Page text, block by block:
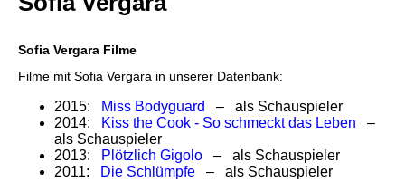
Sofia Vergara Filme
Filme mit Sofia Vergara in unserer Datenbank:
2015: Miss Bodyguard
– als Schauspieler
2014:
Kiss the Cook - So schmeckt das Leben –
als Schauspieler
2013:
Plötzlich Gigolo – als Schauspieler
2011:
Die Schlümpfe – als Schauspieler